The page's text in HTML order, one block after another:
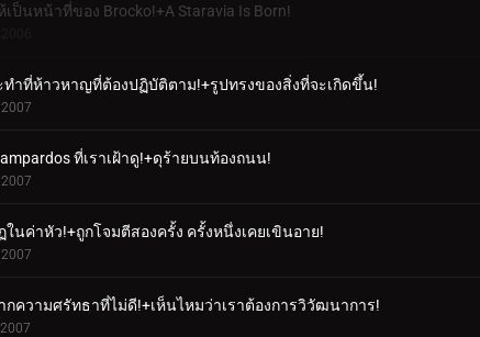
เป็นหน้าที่ของ Brocko!+A Staravia Is Born!
ทำที่ห้าวหาญที่ต้องปฏิบัติตาม!+รูปทรงของสิ่งที่จะเกิดขึ้น!
ที่เราเฝ้าดู!+ดุร้ายบนท้องถนน!
ในค่าหัว!+ถูกโจมตีสองครั้ง ครั้งหนึ่งเคยเขินอาย!
กความศรัทธาที่ไม่ดี!+เห็นไหมว่าเราต้องการวิวัฒนาการ!